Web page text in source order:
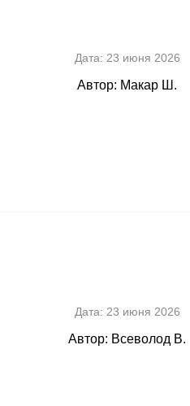
Дата: 23 июня 2026
Автор: Макар Ш.
Дата: 23 июня 2026
Автор: Всеволод В.